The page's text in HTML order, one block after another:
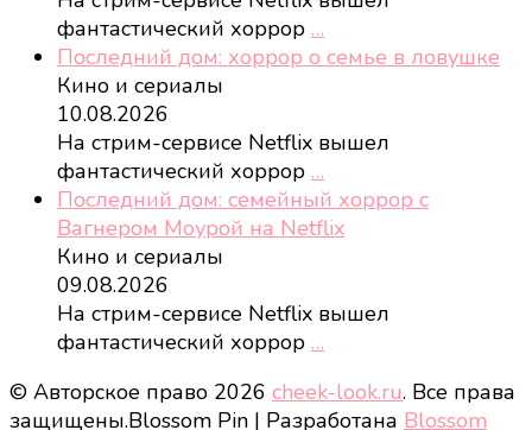
фантастический хоррор …
Последний дом: хоррор о семье в ловушке
Кино и сериалы
10.08.2026
На стрим-сервисе Netflix вышел
фантастический хоррор …
Последний дом: семейный хоррор с
Вагнером Моурой на Netflix
Кино и сериалы
09.08.2026
На стрим-сервисе Netflix вышел
фантастический хоррор …
© Авторское право 2026 cheek-look.ru. Все права
защищены.Blossom Pin | Разработана Blossom